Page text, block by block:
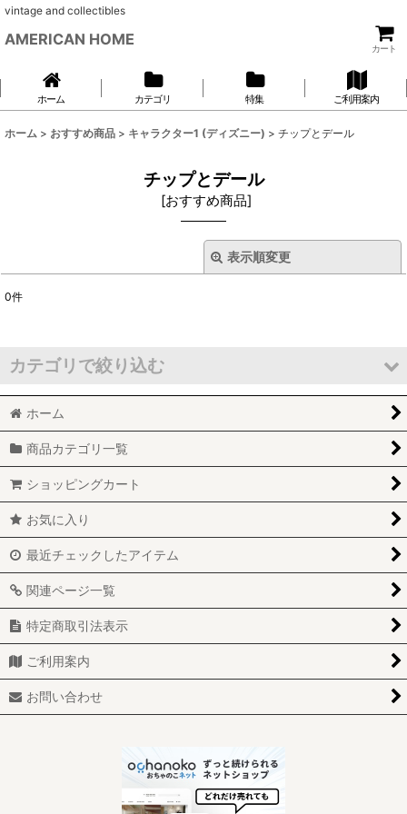
vintage and collectibles
AMERICAN HOME
カート
ホーム カテゴリ 特集 ご利用案内
ホーム > おすすめ商品 > キャラクター1 (ディズニー) > チップとデール
チップとデール
[おすすめ商品]
表示順変更
並び順:
0件
カテゴリで絞り込む
キャラクター1 (ディズニー) (全商品)
オリバー ニューヨーク子猫ものがたり
カーズ
ジャングルブック
スターウォーズ
ダンボ
チップとデール
ホーム
商品カテゴリ一覧
ショッピングカート
お気に入り
最近チェックしたアイテム
関連ページ一覧
特定商取引法表示
ご利用案内
お問い合わせ